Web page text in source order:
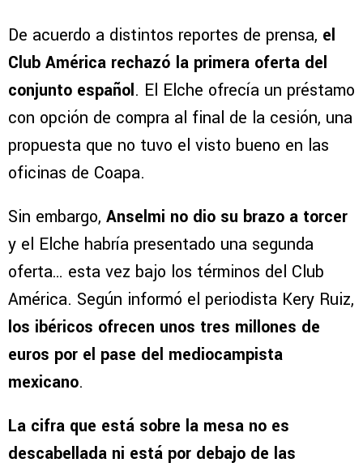
De acuerdo a distintos reportes de prensa, el
Club América rechazó la primera oferta del
conjunto español. El Elche ofrecía un préstamo
con opción de compra al final de la cesión, una
propuesta que no tuvo el visto bueno en las
oficinas de Coapa.
Sin embargo, Anselmi no dio su brazo a torcer
y el Elche habría presentado una segunda
oferta… esta vez bajo los términos del Club
América. Según informó el periodista Kery Ruiz,
los ibéricos ofrecen unos tres millones de
euros por el pase del mediocampista
mexicano.
La cifra que está sobre la mesa no es
descabellada ni está por debajo de las